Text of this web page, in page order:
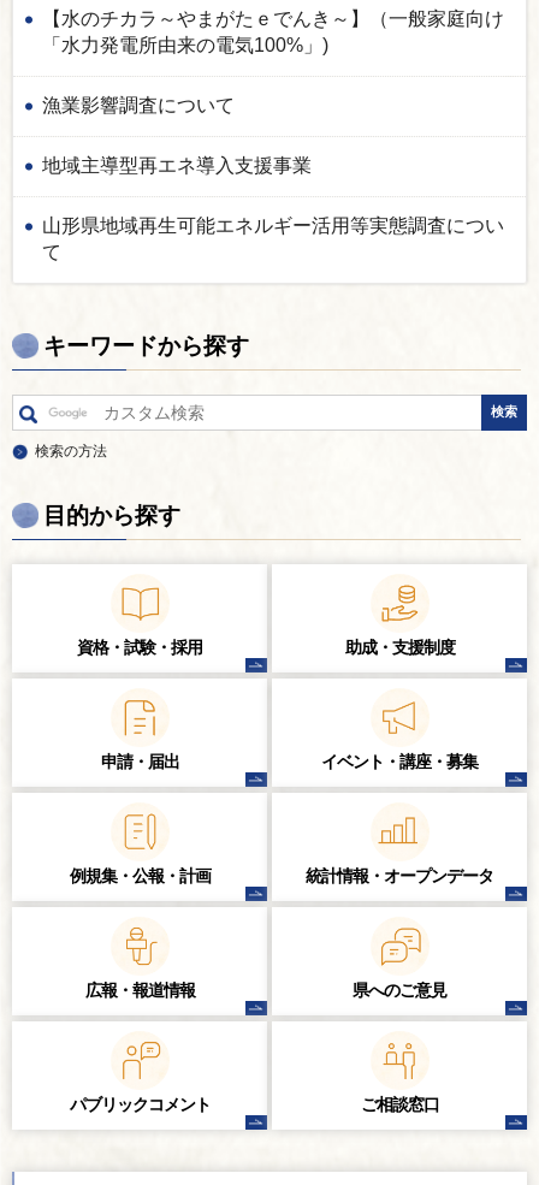
【水のチカラ～やまがたｅでんき～】（一般家庭向け
「水力発電所由来の電気100%」)
漁業影響調査について
地域主導型再エネ導入支援事業
山形県地域再生可能エネルギー活用等実態調査につい
て
キーワードから探す
検索の方法
目的から探す
資格・試験・ 採用 助成・支援制度
申請・届出 イベント・講座・ 募集
例規集・公報・計画 統計情報・ オープンデータ
広報・報道情報 県へのご意見
パブリックコメント ご相談窓口